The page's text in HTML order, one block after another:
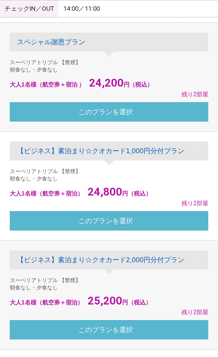
チェックIN／OUT 14:00／11:00
スペシャル謝恩プラン
スーペリアトリプル 【禁煙】
朝食なし・夕食なし
大人1名様（航空券＋宿泊 ） 24,200 円（税込）
残り2部屋
【ビジネス】素泊まり☆クオカード1,000円分付プラン
スーペリアトリプル 【禁煙】
朝食なし・夕食なし
大人1名様（航空券＋宿泊） 24,800 円（税込）
残り2部屋
【ビジネス】素泊まり☆クオカード2,000円分付プラン
スーペリアトリプル 【禁煙】
朝食なし・夕食なし
大人1名様（航空券＋宿泊） 25,200 円（税込）
残り2部屋